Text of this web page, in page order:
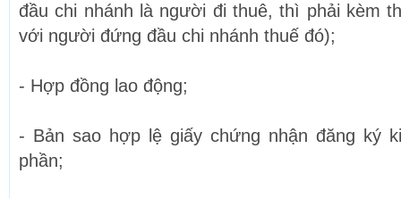
đầu chi nhánh là người đi thuê, thì phải kèm
với người đứng đầu chi nhánh thuế đó);
- Hợp đồng lao động;
- Bản sao hợp lệ giấy chứng nhận đăng ký
phần;